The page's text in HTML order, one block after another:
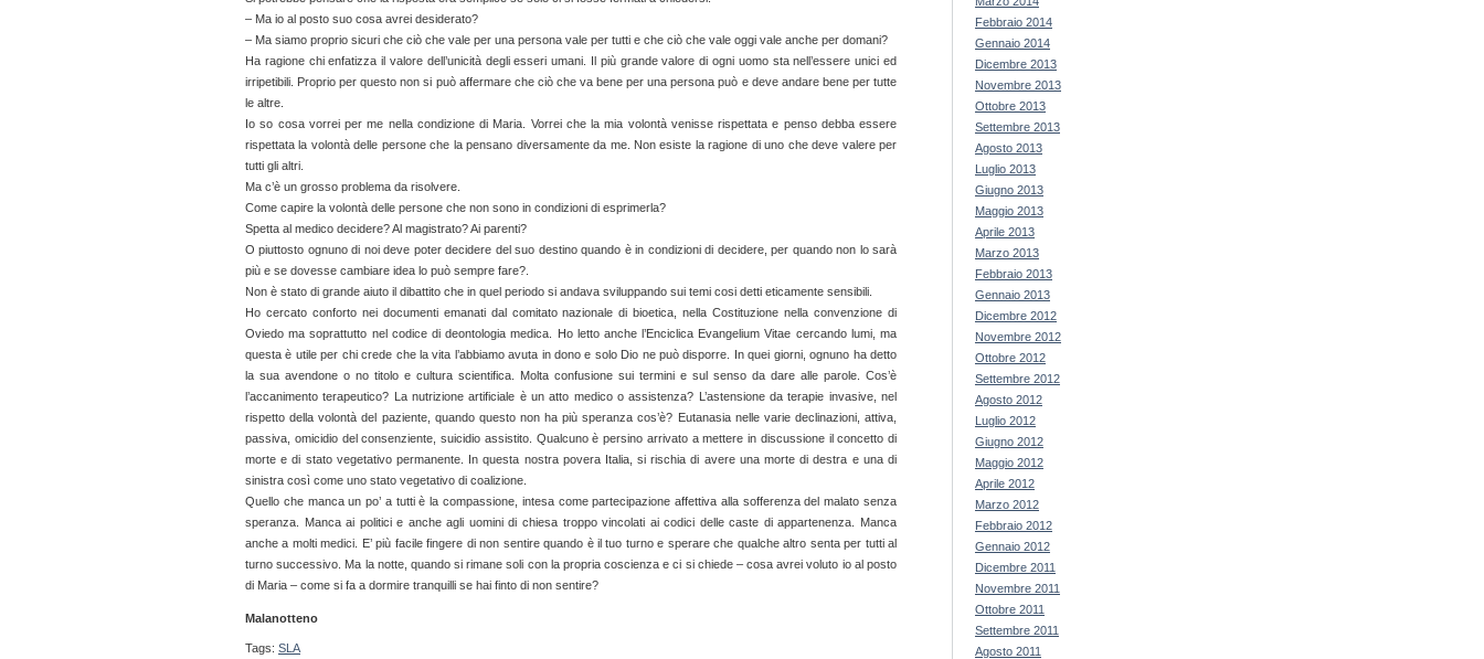
– Ma io al posto suo cosa avrei desiderato?
– Ma siamo proprio sicuri che ciò che vale per una persona vale per tutti e che ciò che vale oggi vale anche per domani?
Ha ragione chi enfatizza il valore dell’unicità degli esseri umani. Il più grande valore di ogni uomo sta nell’essere unici ed
irripetibili. Proprio per questo non si può affermare che ciò che va bene per una persona può e deve andare bene per tutte
le altre.
Io so cosa vorrei per me nella condizione di Maria. Vorrei che la mia volontà venisse rispettata e penso debba essere
rispettata la volontà delle persone che la pensano diversamente da me. Non esiste la ragione di uno che deve valere per
tutti gli altri.
Ma c’è un grosso problema da risolvere.
Come capire la volontà delle persone che non sono in condizioni di esprimerla?
Spetta al medico decidere? Al magistrato? Ai parenti?
O piuttosto ognuno di noi deve poter decidere del suo destino quando è in condizioni di decidere, per quando non lo sarà
più e se dovesse cambiare idea lo può sempre fare?.
Non è stato di grande aiuto il dibattito che in quel periodo si andava sviluppando sui temi cosi detti eticamente sensibili.
Ho cercato conforto nei documenti emanati dal comitato nazionale di bioetica, nella Costituzione nella convenzione di
Oviedo ma soprattutto nel codice di deontologia medica. Ho letto anche l’Enciclica Evangelium Vitae cercando lumi, ma
questa è utile per chi crede che la vita l’abbiamo avuta in dono e solo Dio ne può disporre. In quei giorni, ognuno ha detto
la sua avendone o no titolo e cultura scientifica. Molta confusione sui termini e sul senso da dare alle parole. Cos’è
l’accanimento terapeutico? La nutrizione artificiale è un atto medico o assistenza? L’astensione da terapie invasive, nel
rispetto della volontà del paziente, quando questo non ha più speranza cos’è? Eutanasia nelle varie declinazioni, attiva,
passiva, omicidio del consenziente, suicidio assistito. Qualcuno è persino arrivato a mettere in discussione il concetto di
morte e di stato vegetativo permanente. In questa nostra povera Italia, si rischia di avere una morte di destra e una di
sinistra così come uno stato vegetativo di coalizione.
Quello che manca un po’ a tutti è la compassione, intesa come partecipazione affettiva alla sofferenza del malato senza
speranza. Manca ai politici e anche agli uomini di chiesa troppo vincolati ai codici delle caste di appartenenza. Manca
anche a molti medici. E’ più facile fingere di non sentire quando è il tuo turno e sperare che qualche altro senta per tutti al
turno successivo. Ma la notte, quando si rimane soli con la propria coscienza e ci si chiede – cosa avrei voluto io al posto
di Maria – come si fa a dormire tranquilli se hai finto di non sentire?
Malanotteno
Tags: SLA
Febbraio 2014
Gennaio 2014
Dicembre 2013
Novembre 2013
Ottobre 2013
Settembre 2013
Agosto 2013
Luglio 2013
Giugno 2013
Maggio 2013
Aprile 2013
Marzo 2013
Febbraio 2013
Gennaio 2013
Dicembre 2012
Novembre 2012
Ottobre 2012
Settembre 2012
Agosto 2012
Luglio 2012
Giugno 2012
Maggio 2012
Aprile 2012
Marzo 2012
Febbraio 2012
Gennaio 2012
Dicembre 2011
Novembre 2011
Ottobre 2011
Settembre 2011
Agosto 2011